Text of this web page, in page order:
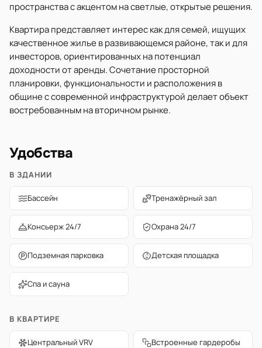
пространства с акцентом на светлые, открытые решения.
Квартира представляет интерес как для семей, ищущих
качественное жилье в развивающемся районе, так и для
инвесторов, ориентированных на потенциал
доходности от аренды. Сочетание просторной
планировки, функциональности и расположения в
общине с современной инфраструктурой делает объект
востребованным на вторичном рынке.
Удобства
В ЗДАНИИ
Бассейн Тренажёрный зал
Консьерж 24/7 Охрана 24/7
Подземная парковка Детская площадка
Спа и сауна
В КВАРТИРЕ
Центральный VRV Встроенные гардеробы